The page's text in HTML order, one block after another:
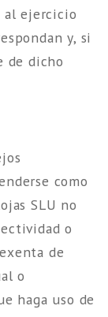
al ejercicio
y, si
de dicho
como
SLU no
o
de
o
haga uso de